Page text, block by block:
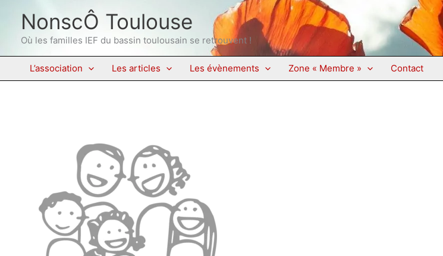
contenu
NonscÔ Toulouse
Où les familles IEF du bassin toulousain se retrouvent !
L’association Les articles Les évènements Zone « Membre » Contact